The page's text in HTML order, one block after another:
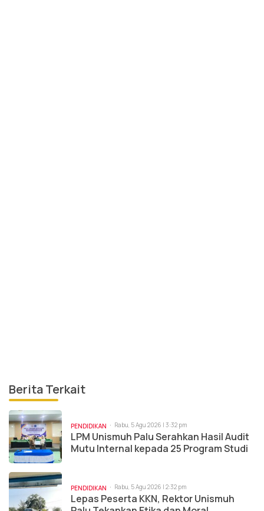
Berita Terkait
PENDIDIKAN Rabu, 5 Agu 2026 | 3:32 pm
LPM Unismuh Palu Serahkan Hasil Audit
Mutu Internal kepada 25 Program Studi
PENDIDIKAN Rabu, 5 Agu 2026 | 2:32 pm
Lepas Peserta KKN, Rektor Unismuh